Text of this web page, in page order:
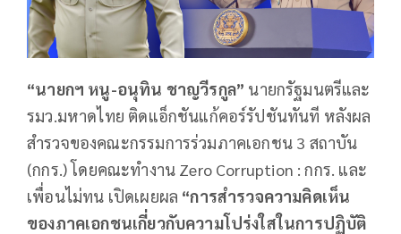
“นายกฯ หนู-อนุทิน ชาญวีรกูล” นายกรัฐมนตรีและ
รมว.มหาดไทย ติดแอ็กชันแก้คอร์รัปชันทันที หลังผล
สำรวจของคณะกรรมการร่วมภาคเอกชน 3 สถาบัน
(กกร.) โดยคณะทำงาน Zero Corruption : กกร. และ
เพื่อนไม่ทน เปิดเผยผล “การสำรวจความคิดเห็น
ของภาคเอกชนเกี่ยวกับความโปร่งใสในการปฏิบัติ